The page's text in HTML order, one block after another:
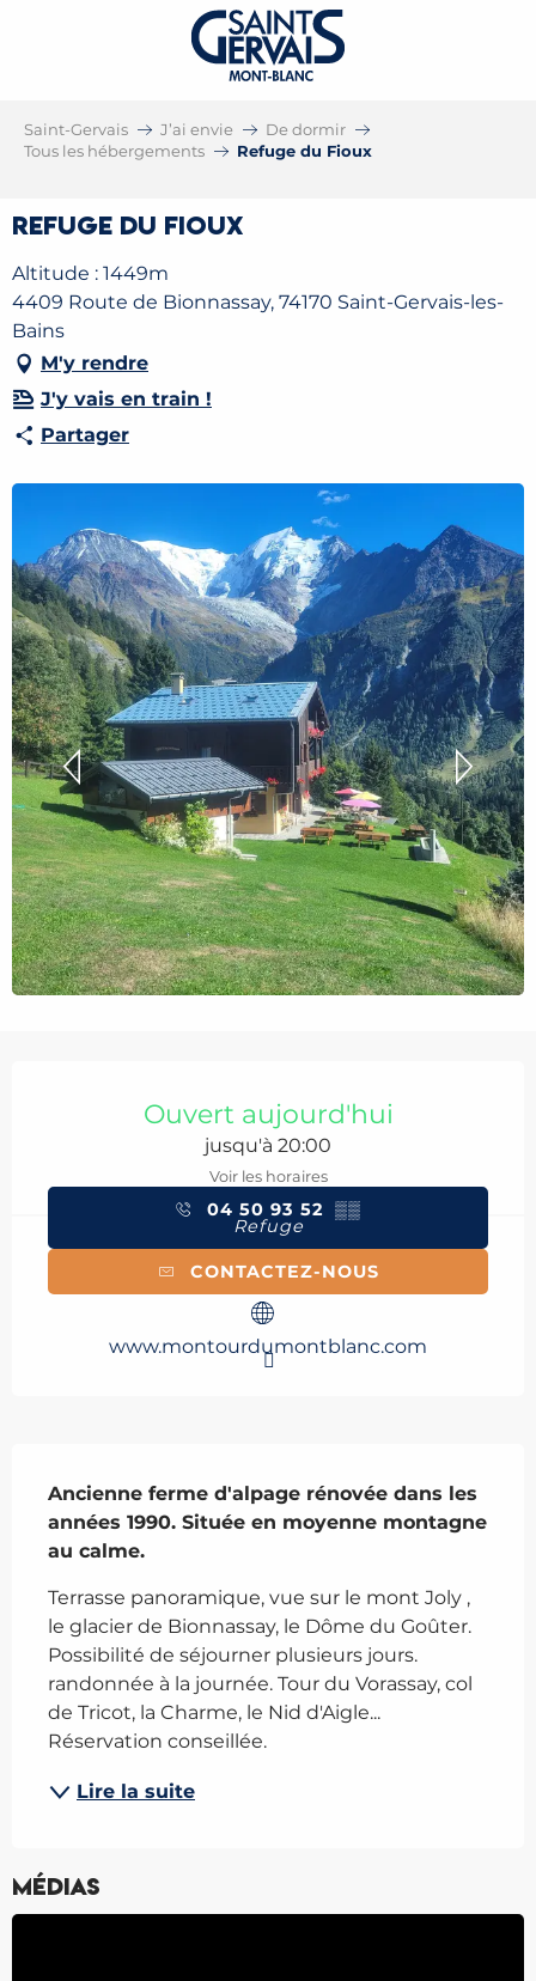
Saint-Gervais J’ai envie
De dormir
Tous les hébergements
Refuge du Fioux
Refuge du Fioux
Altitude : 1449m
4409 Route de Bionnassay, 74170 Saint-Gervais-les-
Bains
M'y rendre
J'y vais en train !
Partager
Ouvert aujourd'hui
jusqu'à 20:00
Voir les horaires
04 50 93 52 ▒▒
Refuge
CONTACTEZ-NOUS
www.montourdumontblanc.com
Ancienne ferme d'alpage rénovée dans les
années 1990. Située en moyenne montagne
au calme.
Terrasse panoramique, vue sur le mont Joly ,
le glacier de Bionnassay, le Dôme du Goûter.
Possibilité de séjourner plusieurs jours.
randonnée à la journée. Tour du Vorassay, col
de Tricot, la Charme, le Nid d'Aigle...
Réservation conseillée.
Lire la suite
Médias